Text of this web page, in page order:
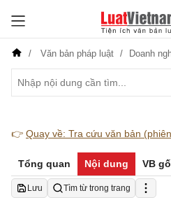
Văn bản pháp luật Doanh
👉 Quay về: Tra cứu văn bản
Tổng quan Nội dung VB
Lưu Tìm từ trong trang